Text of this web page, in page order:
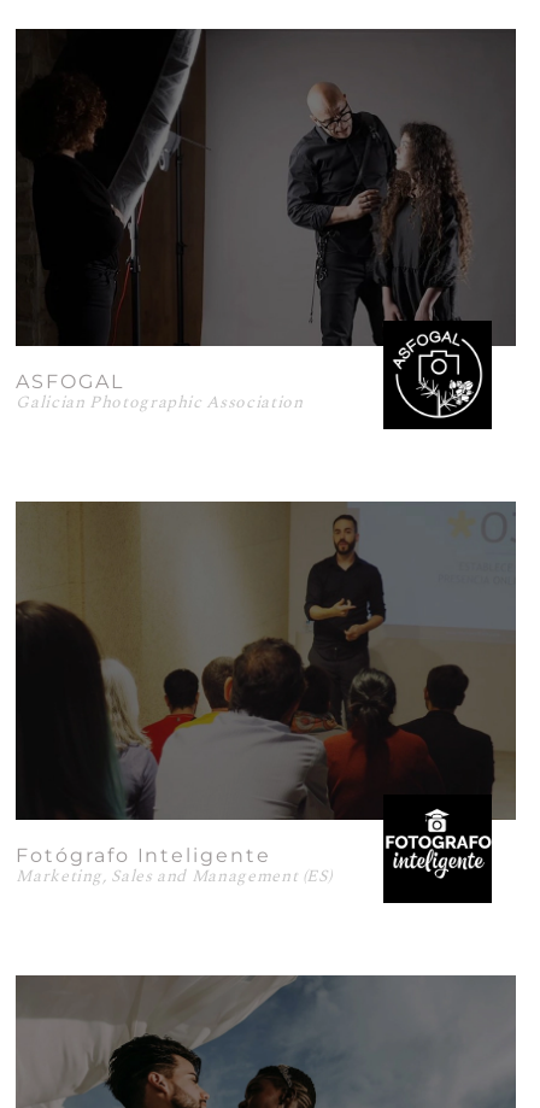
ASFOGAL
Galician Photographic Association
Fotógrafo Inteligente
Marketing, Sales and Management (ES)